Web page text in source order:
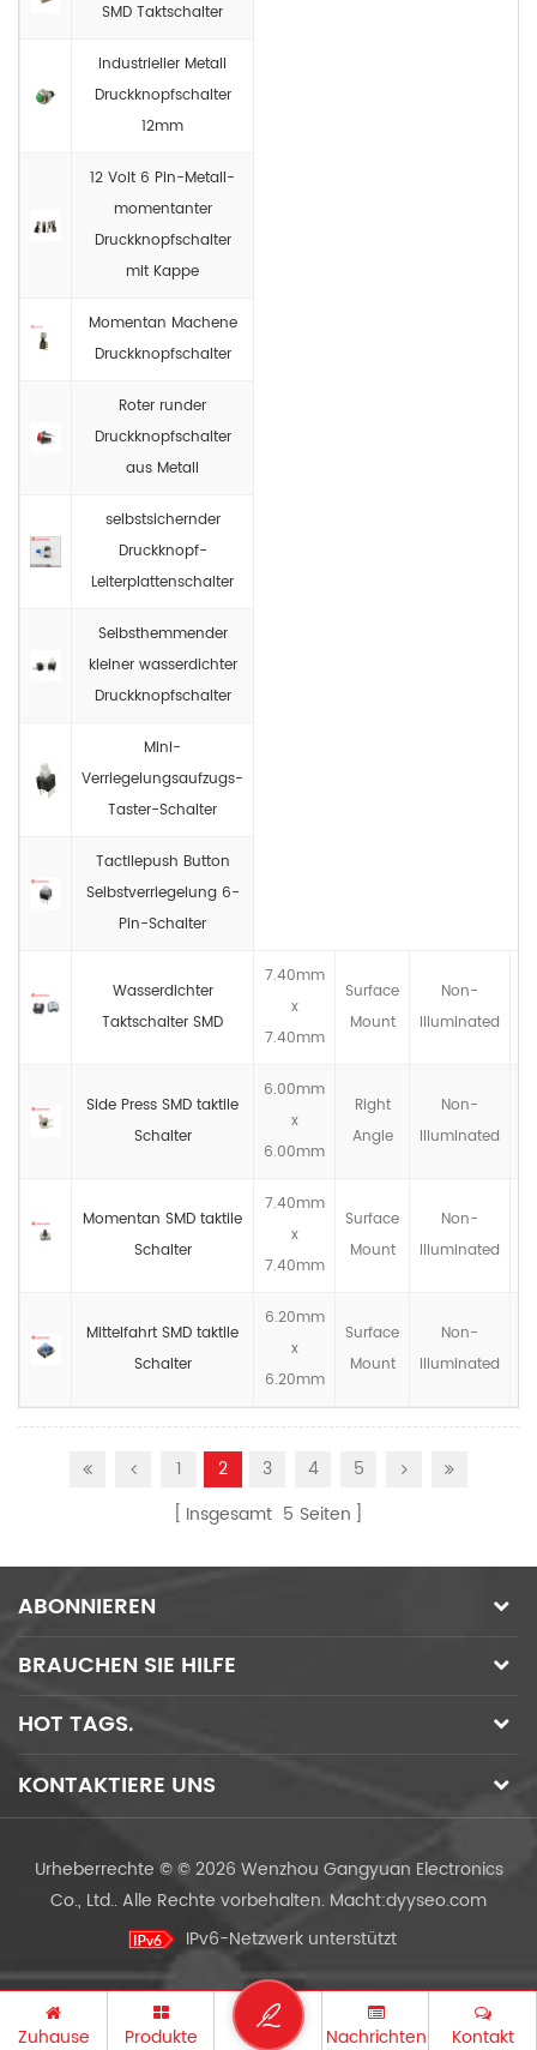
SMD Taktschalter
Industrieller Metall
Druckknopfschalter
12mm
12 Volt 6 Pin-Metall-
momentanter
Druckknopfschalter
mit Kappe
Momentan Machene
Druckknopfschalter
Roter runder
Druckknopfschalter
aus Metall
selbstsichernder
Druckknopf-
Leiterplattenschalter
Selbsthemmender
kleiner wasserdichter
Druckknopfschalter
Mini-
Verriegelungsaufzugs-
Taster-Schalter
Tactilepush Button
Selbstverriegelung 6-
Pin-Schalter
Wasserdichter
Taktschalter SMD
7.40mm
x
7.40mm
Surface
Mount
Non-
llluminated
Side Press SMD taktile
Schalter
6.00mm
x
6.00mm
Right
Angle
Non-
llluminated
Momentan SMD taktile
Schalter
7.40mm
x
7.40mm
Surface
Mount
Non-
llluminated
Mittelfahrt SMD taktile
Schalter
6.20mm
x
6.20mm
Surface
Mount
Non-
llluminated
1 2 3 4
5
Insgesamt 5 Seiten
ABONNIEREN
BRAUCHEN SIE HILFE
HOT TAGS.
KONTAKTIERE UNS
Urheberrechte © © 2026 Wenzhou Gangyuan Electronics
Co., Ltd.. Alle Rechte vorbehalten. Macht:dyyseo.com
IPv6-Netzwerk unterstützt
Zuhause Produkte Nachrichten Kontakt